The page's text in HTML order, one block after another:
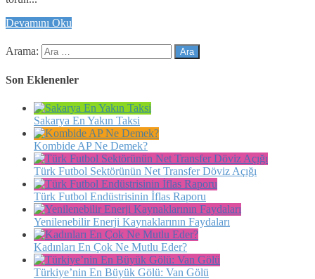
Devamını Oku
Arama:
Son Eklenenler
Sakarya En Yakın Taksi
Kombide AP Ne Demek?
Türk Futbol Sektörünün Net Transfer Döviz Açığı
Türk Futbol Endüstrisinin İflas Raporu
Yenilenebilir Enerji Kaynaklarının Faydaları
Kadınları En Çok Ne Mutlu Eder?
Türkiye’nin En Büyük Gölü: Van Gölü